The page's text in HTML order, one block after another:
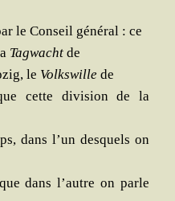
le Conseil géné­ral : ce
Tag­wacht de
le Volks­wille de
cette divi­sion de la
dans l’un des­quels on
dans l’autre on parle